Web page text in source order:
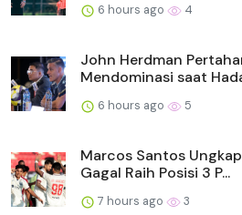
6 hours ago 4
John Herdman
Mendominasi saat
6 hours ago 5
Marcos Santos
Gagal Raih Posisi 3 P...
7 hours ago 3